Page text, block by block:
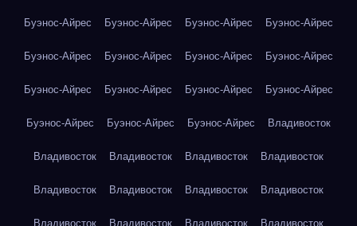
Буэнос-Айрес Буэнос-Айрес Буэнос-Айрес Буэнос-Айрес
Буэнос-Айрес Буэнос-Айрес Буэнос-Айрес Буэнос-Айрес
Буэнос-Айрес Буэнос-Айрес Буэнос-Айрес Буэнос-Айрес
Буэнос-Айрес Буэнос-Айрес Буэнос-Айрес Владивосток
Владивосток Владивосток Владивосток Владивосток
Владивосток Владивосток Владивосток Владивосток
Владивосток Владивосток Владивосток Владивосток